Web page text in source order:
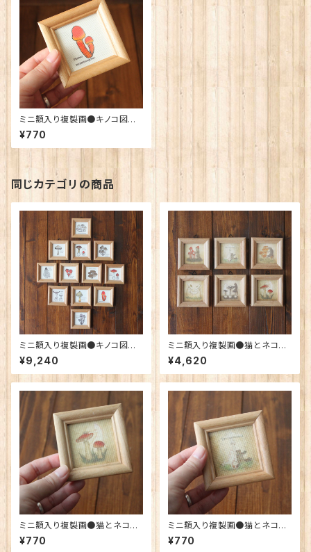
ミニ額入り複製画●キノコ図鑑
シリーズ●Pluteus aurantior
ugosus「ヒイロベニヒダタケ」
¥770
同じカテゴリの商品
ミニ額入り複製画●キノコ図鑑
シリーズ●１２種類セット
¥9,240
ミニ額入り複製画●猫とネコの
絵本シリーズ●6種類セット
¥4,620
ミニ額入り複製画●猫とネコの
絵本シリーズ●本を読む猫
¥770
ミニ額入り複製画●猫とネコの
絵本シリーズ●猫とネコの雨宿
り
¥770